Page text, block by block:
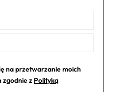
na przetwarzanie moich
zgodnie z Polityką